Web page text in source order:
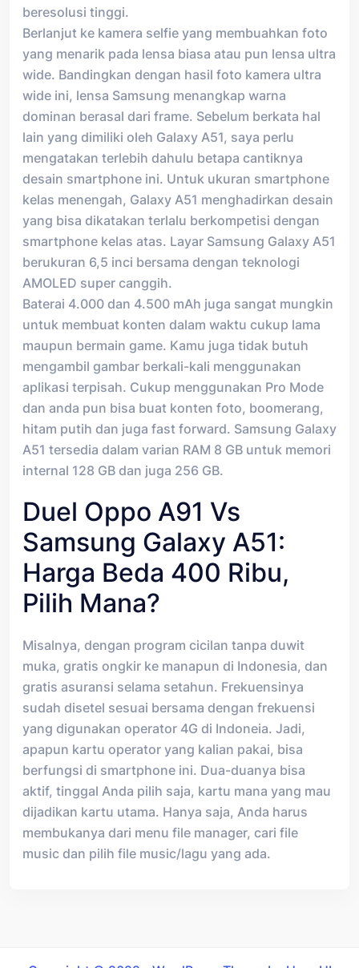
beresolusi tinggi.
Berlanjut ke kamera selfie yang membuahkan foto
yang menarik pada lensa biasa atau pun lensa ultra
wide. Bandingkan dengan hasil foto kamera ultra
wide ini, lensa Samsung menangkap warna
dominan berasal dari frame. Sebelum berkata hal
lain yang dimiliki oleh Galaxy A51, saya perlu
mengatakan terlebih dahulu betapa cantiknya
desain smartphone ini. Untuk ukuran smartphone
kelas menengah, Galaxy A51 menghadirkan desain
yang bisa dikatakan terlalu berkompetisi dengan
smartphone kelas atas. Layar Samsung Galaxy A51
berukuran 6,5 inci bersama dengan teknologi
AMOLED super canggih.
Baterai 4.000 dan 4.500 mAh juga sangat mungkin
untuk membuat konten dalam waktu cukup lama
maupun bermain game. Kamu juga tidak butuh
mengambil gambar berkali-kali menggunakan
aplikasi terpisah. Cukup menggunakan Pro Mode
dan anda pun bisa buat konten foto, boomerang,
hitam putih dan juga fast forward. Samsung Galaxy
A51 tersedia dalam varian RAM 8 GB untuk memori
internal 128 GB dan juga 256 GB.
Duel Oppo A91 Vs
Samsung Galaxy A51:
Harga Beda 400 Ribu,
Pilih Mana?
Misalnya, dengan program cicilan tanpa duwit
muka, gratis ongkir ke manapun di Indonesia, dan
gratis asuransi selama setahun. Frekuensinya
sudah disetel sesuai bersama dengan frekuensi
yang digunakan operator 4G di Indoneia. Jadi,
apapun kartu operator yang kalian pakai, bisa
berfungsi di smartphone ini. Dua-duanya bisa
aktif, tinggal Anda pilih saja, kartu mana yang mau
dijadikan kartu utama. Hanya saja, Anda harus
membukanya dari menu file manager, cari file
music dan pilih file music/lagu yang ada.